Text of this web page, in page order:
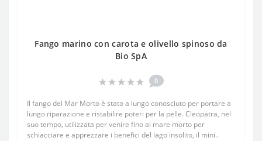
Fango marino con carota e olivello spinoso da
Bio SpA
0
Il fango del Mar Morto è stato a lungo conosciuto per portare a
lungo riparazione e ristabilire poteri per la pelle. Cleopatra, nel
suo tempo, utilizzata per venire fino al mare morto per
schiacciare e apprezzare i benefici del lago insolito, il mini..